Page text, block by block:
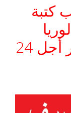
كتبة
بالوظيفة العمومية : آخر أجل 24